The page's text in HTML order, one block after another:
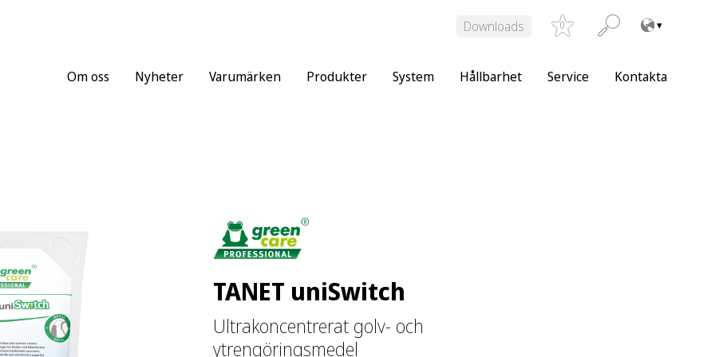
Downloads 0
Om oss Nyheter Varumärken Produkter System Hållbarhet Service Kontakta
TANET uniSwitch
Ultrakoncentrerat golv- och
ytrengöringsmedel